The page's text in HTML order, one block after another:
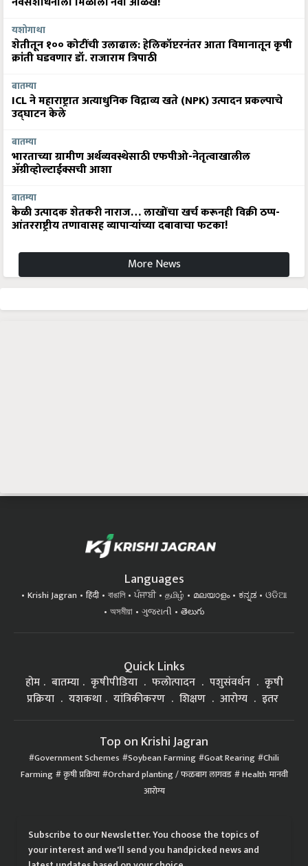
यशोगाथा
शेतीतून १०० कोटींची उलाढाल: हेलिकॉप्टरनंतर आता विमानातून कृषी
क्रांती घडवणार डॉ. राजाराम त्रिपाठी
बातम्या
ICL ने महाराष्ट्रात अत्याधुनिक विद्राव्य खते (NPK) उत्पादन प्रकल्पाचे
उद्घाटन केले
बातम्या
भारताच्या ग्रामीण अर्थव्यवस्थेसाठी एफपीओ-नेतृत्वाखालील
अ‍ॅग्रीव्होल्टाईक्सची आशा
बातम्या
केळी उत्पादक शेतकरी नाराज… लाखोंचा खर्च करूनही विक्री ठप्प-
आंतरराष्ट्रीय तणावासह व्यापाऱ्यांच्या दबावाचा फटका!
More News
Languages
Krishi Jagran हिंदी বাঙালি ਪੰਜਾਬੀ தமிழ் മലയാളം ಕನ್ನಡ
ଓଡିଆ
অসমীয়া
ગુજરાતી తెలుగు
Quick Links
होम बातम्या कृषीपीडिया फलोत्पादन पशुसंवर्धन
कृषी
प्रक्रिया
यशकथा यांत्रिकीकरण शिक्षण आरोग्य इतर
Top on Krishi Jagran
Government Schemes Soybean Farming Goat Rearing Chili
Farming कृषी प्रक्रिया Orchard planting / फळबाग लागवड Health मानवी
आरोग्य
Subscribe to our Newsletter. You choose the topics of
your interest and we'll send you handpicked news and